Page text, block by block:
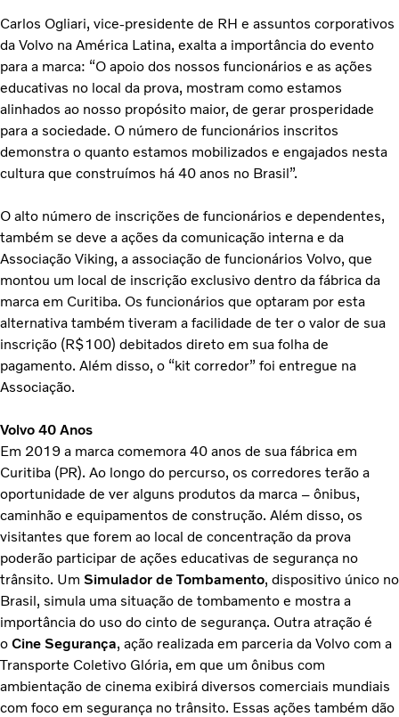
Carlos Ogliari, vice-presidente de RH e assuntos corporativos
da Volvo na América Latina, exalta a importância do evento
para a marca: “O apoio dos nossos funcionários e as ações
educativas no local da prova, mostram como estamos
alinhados ao nosso propósito maior, de gerar prosperidade
para a sociedade. O número de funcionários inscritos
demonstra o quanto estamos mobilizados e engajados nesta
cultura que construímos há 40 anos no Brasil”.
O alto número de inscrições de funcionários e dependentes,
também se deve a ações da comunicação interna e da
Associação Viking, a associação de funcionários Volvo, que
montou um local de inscrição exclusivo dentro da fábrica da
marca em Curitiba. Os funcionários que optaram por esta
alternativa também tiveram a facilidade de ter o valor de sua
inscrição (R$100) debitados direto em sua folha de
pagamento. Além disso, o “kit corredor” foi entregue na
Associação.
Volvo 40 Anos
Em 2019 a marca comemora 40 anos de sua fábrica em
Curitiba (PR). Ao longo do percurso, os corredores terão a
oportunidade de ver alguns produtos da marca – ônibus,
caminhão e equipamentos de construção. Além disso, os
visitantes que forem ao local de concentração da prova
poderão participar de ações educativas de segurança no
trânsito. Um Simulador de Tombamento, dispositivo único no
Brasil, simula uma situação de tombamento e mostra a
importância do uso do cinto de segurança. Outra atração é
o Cine Segurança, ação realizada em parceria da Volvo com a
Transporte Coletivo Glória, em que um ônibus com
ambientação de cinema exibirá diversos comerciais mundiais
com foco em segurança no trânsito. Essas ações também dão